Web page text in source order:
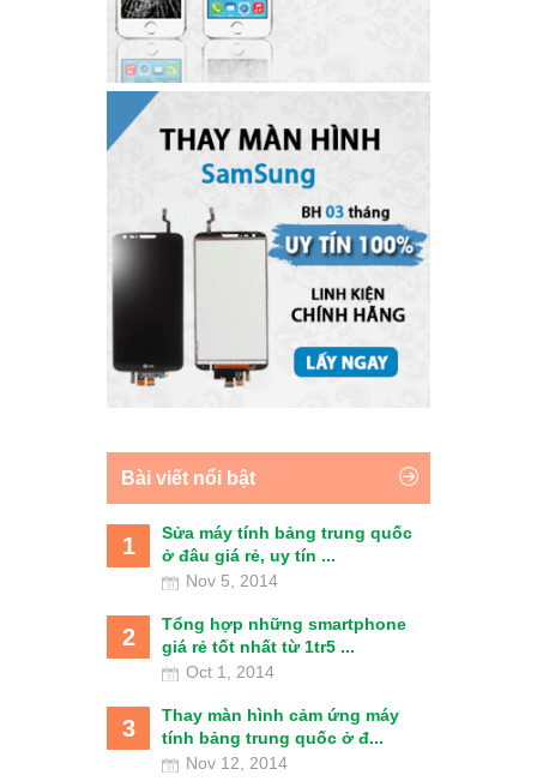
Bài viết nổi bật
1
Sửa máy tính bảng trung quốc
ở đâu giá rẻ, uy tín ...
Nov 5, 2014
2
Tổng hợp những smartphone
giá rẻ tốt nhất từ 1tr5 ...
Oct 1, 2014
3
Thay màn hình cảm ứng máy
tính bảng trung quốc ở đ...
Nov 12, 2014